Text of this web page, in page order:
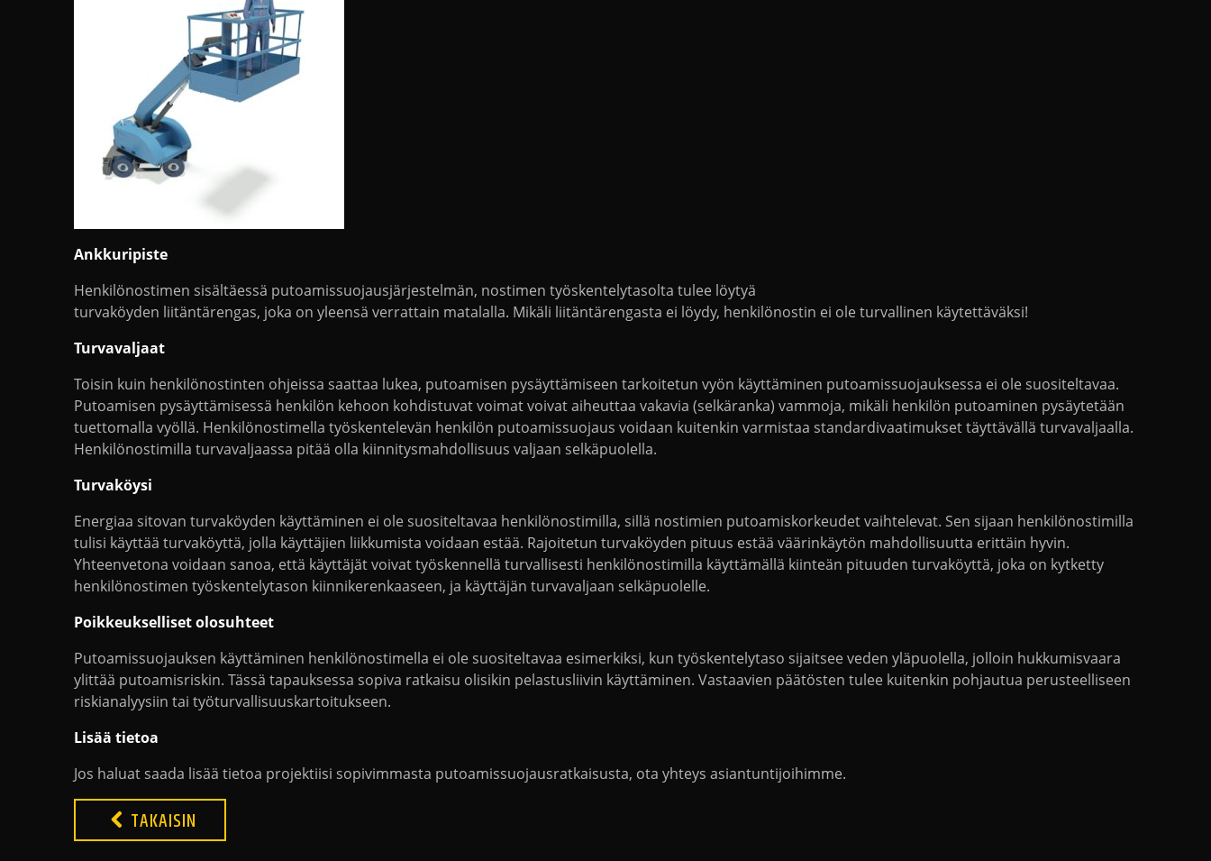
Ankkuripiste
Henkilönostimen sisältäessä putoamissuojausjärjestelmän, nostimen työskentelytasolta tulee löytyä
turvaköyden liitäntärengas, joka on yleensä verrattain matalalla. Mikäli liitäntärengasta ei löydy, henkilönostin ei ole turvallinen käytettäväksi!
Turvavaljaat
Toisin kuin henkilönostinten ohjeissa saattaa lukea, putoamisen pysäyttämiseen tarkoitetun vyön käyttäminen putoamissuojauksessa ei ole suositeltavaa.
Putoamisen pysäyttämisessä henkilön kehoon kohdistuvat voimat voivat aiheuttaa vakavia (selkäranka) vammoja, mikäli henkilön putoaminen pysäytetään
tuettomalla vyöllä. Henkilönostimella työskentelevän henkilön putoamissuojaus voidaan kuitenkin varmistaa standardivaatimukset täyttävällä turvavaljaalla.
Henkilönostimilla turvavaljaassa pitää olla kiinnitysmahdollisuus valjaan selkäpuolella.
Turvaköysi
Energiaa sitovan turvaköyden käyttäminen ei ole suositeltavaa henkilönostimilla, sillä nostimien putoamiskorkeudet vaihtelevat. Sen sijaan henkilönostimilla
tulisi käyttää turvaköyttä, jolla käyttäjien liikkumista voidaan estää. Rajoitetun turvaköyden pituus estää väärinkäytön mahdollisuutta erittäin hyvin.
Yhteenvetona voidaan sanoa, että käyttäjät voivat työskennellä turvallisesti henkilönostimilla käyttämällä kiinteän pituuden turvaköyttä, joka on kytketty
henkilönostimen työskentelytason kiinnikerenkaaseen, ja käyttäjän turvavaljaan selkäpuolelle.
Poikkeukselliset olosuhteet
Putoamissuojauksen käyttäminen henkilönostimella ei ole suositeltavaa esimerkiksi, kun työskentelytaso sijaitsee veden yläpuolella, jolloin hukkumisvaara
ylittää putoamisriskin. Tässä tapauksessa sopiva ratkaisu olisikin pelastusliivin käyttäminen. Vastaavien päätösten tulee kuitenkin pohjautua perusteelliseen
riskianalyysiin tai työturvallisuuskartoitukseen.
Lisää tietoa
Jos haluat saada lisää tietoa projektiisi sopivimmasta putoamissuojausratkaisusta, ota yhteys asiantuntijoihimme.
TAKAISIN